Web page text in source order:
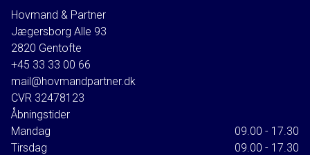
Aquadomo. Et snedkerbygget skab med en hvid marmorbordplade og
Dornbracht-armaturer supplerer dette rum, og underetagen byder også på et
rummeligt vaskerum med rigelig tørreplads og opbevaringsmuligheder.
Grunden som er rammet ind af en teglstensbelagt halvmur, er helt privat og
ugenert og byder på store skønne sydvestvendte solterrasser. Haven er
letholdt og er kombination af de store terrasser, græsplæner, prydbuske og
gavmilde frugttræer.
Hovmand & Partner
Jægersborg Alle 93
2820 Gentofte
+45 33 33 00 66
mail@hovmandpartner.dk
CVR 32478123
Åbningstider
Mandag
09.00 - 17.30
Tirsdag
09.00 - 17.30